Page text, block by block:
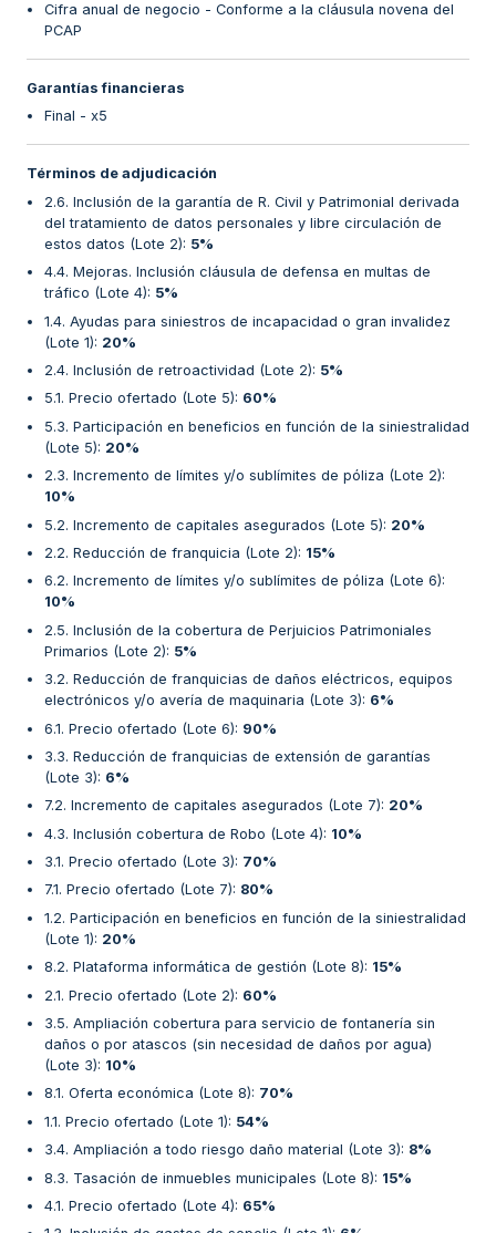
Cifra anual de negocio - Conforme a la cláusula novena del
PCAP
Garantías financieras
Final - x5
Términos de adjudicación
2.6. Inclusión de la garantía de R. Civil y Patrimonial derivada
del tratamiento de datos personales y libre circulación de
estos datos (Lote 2): 5%
4.4. Mejoras. Inclusión cláusula de defensa en multas de
tráfico (Lote 4): 5%
1.4. Ayudas para siniestros de incapacidad o gran invalidez
(Lote 1): 20%
2.4. Inclusión de retroactividad (Lote 2): 5%
5.1. Precio ofertado (Lote 5): 60%
5.3. Participación en beneficios en función de la siniestralidad
(Lote 5): 20%
2.3. Incremento de límites y/o sublímites de póliza (Lote 2):
10%
5.2. Incremento de capitales asegurados (Lote 5): 20%
2.2. Reducción de franquicia (Lote 2): 15%
6.2. Incremento de límites y/o sublímites de póliza (Lote 6):
10%
2.5. Inclusión de la cobertura de Perjuicios Patrimoniales
Primarios (Lote 2): 5%
3.2. Reducción de franquicias de daños eléctricos, equipos
electrónicos y/o avería de maquinaria (Lote 3): 6%
6.1. Precio ofertado (Lote 6): 90%
3.3. Reducción de franquicias de extensión de garantías
(Lote 3): 6%
7.2. Incremento de capitales asegurados (Lote 7): 20%
4.3. Inclusión cobertura de Robo (Lote 4): 10%
3.1. Precio ofertado (Lote 3): 70%
7.1. Precio ofertado (Lote 7): 80%
1.2. Participación en beneficios en función de la siniestralidad
(Lote 1): 20%
8.2. Plataforma informática de gestión (Lote 8): 15%
2.1. Precio ofertado (Lote 2): 60%
3.5. Ampliación cobertura para servicio de fontanería sin
daños o por atascos (sin necesidad de daños por agua)
(Lote 3): 10%
8.1. Oferta económica (Lote 8): 70%
1.1. Precio ofertado (Lote 1): 54%
3.4. Ampliación a todo riesgo daño material (Lote 3): 8%
8.3. Tasación de inmuebles municipales (Lote 8): 15%
4.1. Precio ofertado (Lote 4): 65%